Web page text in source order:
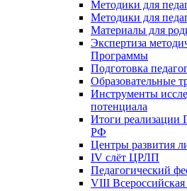
Методики для
Методики для
Материалы для
Экспертиза
Программы
Подготовка
Образовательные
Инструменты
потенциала
Итоги реализации
РФ
Центры развития
IV слёт ЦРЛП
Педагогический
VIII Всероссийская